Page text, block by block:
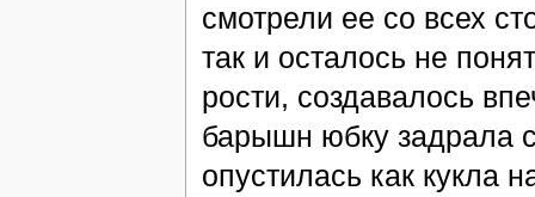
смотрели ее со всех
так и осталось не
рости, создавалось
барышн юбку задрала
опустилась как кукла